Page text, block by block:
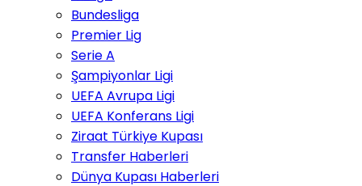
Bundesliga
Premier Lig
Serie A
Şampiyonlar Ligi
UEFA Avrupa Ligi
UEFA Konferans Ligi
Ziraat Türkiye Kupası
Transfer Haberleri
Dünya Kupası Haberleri